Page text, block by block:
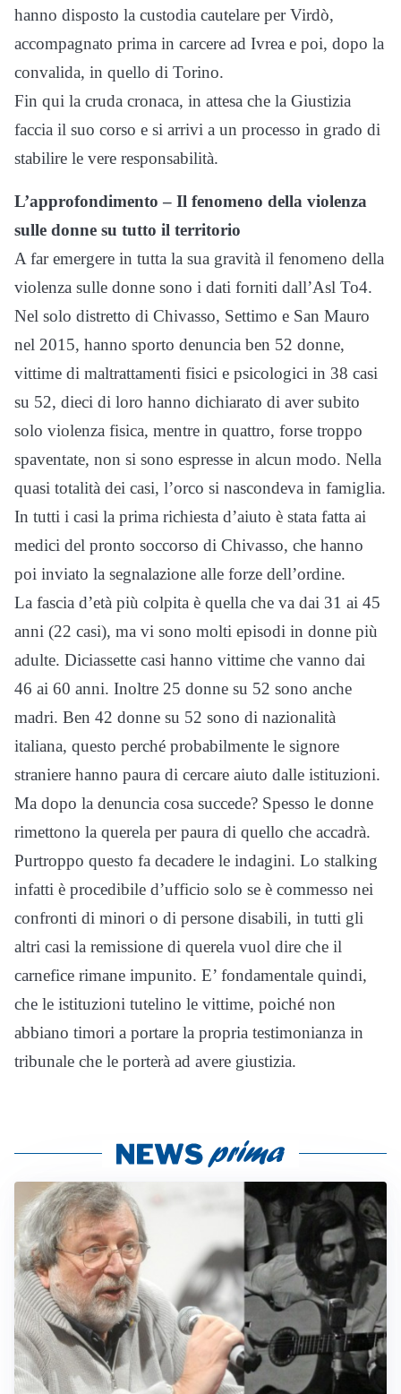
hanno disposto la custodia cautelare per Virdò,
accompagnato prima in carcere ad Ivrea e poi, dopo la
convalida, in quello di Torino.
Fin qui la cruda cronaca, in attesa che la Giustizia
faccia il suo corso e si arrivi a un processo in grado di
stabilire le vere responsabilità.
L’approfondimento – Il fenomeno della violenza
sulle donne su tutto il territorio
A far emergere in tutta la sua gravità il fenomeno della
violenza sulle donne sono i dati forniti dall’Asl To4.
Nel solo distretto di Chivasso, Settimo e San Mauro
nel 2015, hanno sporto denuncia ben 52 donne,
vittime di maltrattamenti fisici e psicologici in 38 casi
su 52, dieci di loro hanno dichiarato di aver subito
solo violenza fisica, mentre in quattro, forse troppo
spaventate, non si sono espresse in alcun modo. Nella
quasi totalità dei casi, l’orco si nascondeva in famiglia.
In tutti i casi la prima richiesta d’aiuto è stata fatta ai
medici del pronto soccorso di Chivasso, che hanno
poi inviato la segnalazione alle forze dell’ordine.
La fascia d’età più colpita è quella che va dai 31 ai 45
anni (22 casi), ma vi sono molti episodi in donne più
adulte. Diciassette casi hanno vittime che vanno dai
46 ai 60 anni. Inoltre 25 donne su 52 sono anche
madri. Ben 42 donne su 52 sono di nazionalità
italiana, questo perché probabilmente le signore
straniere hanno paura di cercare aiuto dalle istituzioni.
Ma dopo la denuncia cosa succede? Spesso le donne
rimettono la querela per paura di quello che accadrà.
Purtroppo questo fa decadere le indagini. Lo stalking
infatti è procedibile d’ufficio solo se è commesso nei
confronti di minori o di persone disabili, in tutti gli
altri casi la remissione di querela vuol dire che il
carnefice rimane impunito. E’ fondamentale quindi,
che le istituzioni tutelino le vittime, poiché non
abbiano timori a portare la propria testimonianza in
tribunale che le porterà ad avere giustizia.